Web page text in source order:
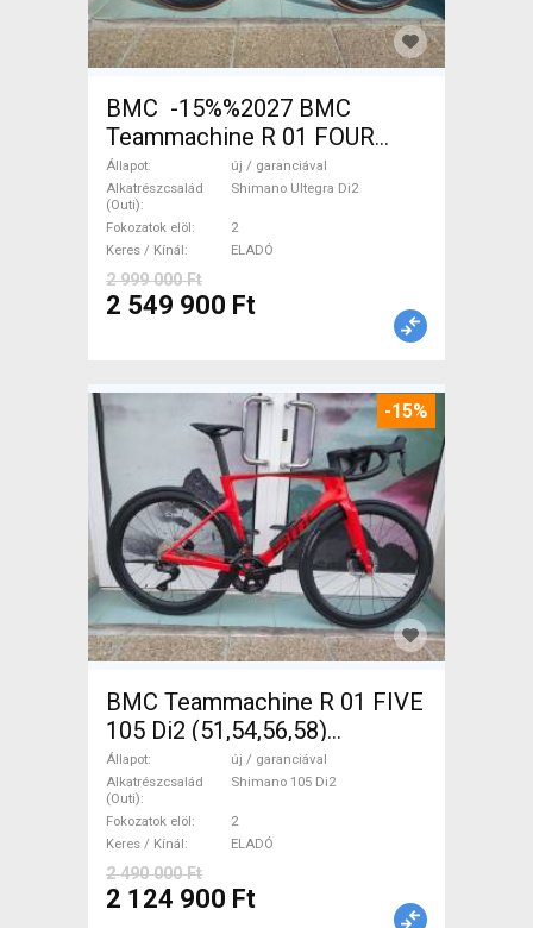
BMC -15%%2027 BMC
Teammachine R 01 FOUR
(56,58) Országúti Shimano
Ultegra Di2 tárcsafék új /
garanciával ELADÓ
Állapot
új / garanciával
Alkatrészcsalád
(Outi)
Shimano Ultegra Di2
Fokozatok elöl
2
Keres / Kínál
ELADÓ
2 999 000 Ft
2 549 900 Ft
-15%
BMC Teammachine R 01 FIVE
105 Di2 (51,54,56,58)
Országúti Shimano 105 Di2
tárcsafék új / garanciával
ELADÓ
Állapot
új / garanciával
Alkatrészcsalád
(Outi)
Shimano 105 Di2
Fokozatok elöl
2
Keres / Kínál
ELADÓ
2 490 000 Ft
2 124 900 Ft